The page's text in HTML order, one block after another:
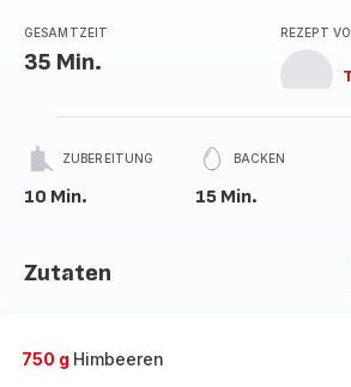
GESAMTZEIT
35 Min.
REZEPT
ZUBEREITUNG
10 Min.
BACKEN
15 Min.
Zutaten
750 g Himbeeren